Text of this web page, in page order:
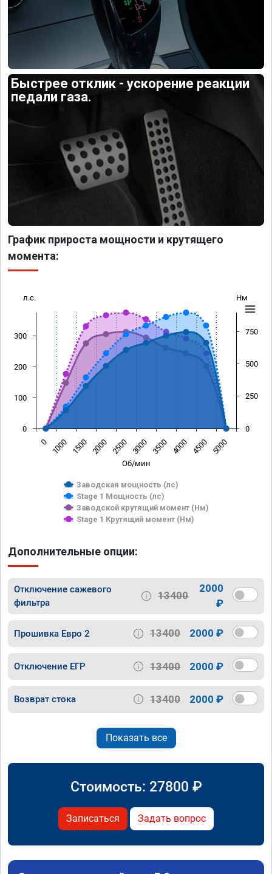
Быстрее отклик - ускорение реакции
педали газа.
График прироста мощности и крутящего
момента:
Об/мин
л.с. Нм
Заводская мощность (лс)
Stage 1 Мощность (лс)
Заводской крутящий момент (Нм)
Stage 1 Крутящий момент (Нм)
0 1000 1500 2000 2500 3000 3500 4000 4500 5000
0
100
200
300
0
250
500
750
Дополнительные опции:
Отключение сажевого
фильтра
13400
2000
₽
Прошивка Евро 2 13400 2000 ₽
Отключение ЕГР 13400 2000 ₽
Возврат стока 13400 2000 ₽
Показать все
Стоимость: 27800 ₽
Записаться Задать вопрос